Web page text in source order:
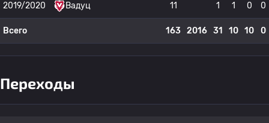
2019/2020 Вадуц 11 1 1 0 0
Всего 163 2016 31 10 10 0
Переходы